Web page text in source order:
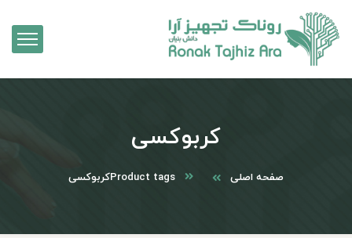
کربوکسی
صفحه اصلی Product tagsکربوکسی